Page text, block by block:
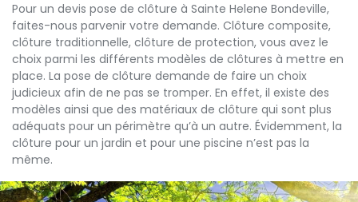
Pour un devis pose de clôture à Sainte Helene Bondeville,
faites-nous parvenir votre demande. Clôture composite,
clôture traditionnelle, clôture de protection, vous avez le
choix parmi les différents modèles de clôtures à mettre en
place. La pose de clôture demande de faire un choix
judicieux afin de ne pas se tromper. En effet, il existe des
modèles ainsi que des matériaux de clôture qui sont plus
adéquats pour un périmètre qu’à un autre. Évidemment, la
clôture pour un jardin et pour une piscine n’est pas la
même.